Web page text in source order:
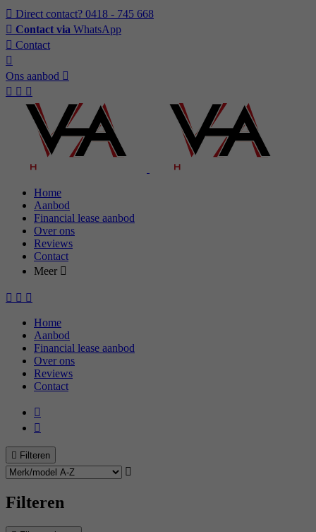
Direct contact? 0418 - 745 668
Contact via WhatsApp
Contact
Ons aanbod
Home
Aanbod
Financial lease aanbod
Over ons
Reviews
Contact
Meer
Home
Aanbod
Financial lease aanbod
Over ons
Reviews
Contact
Filteren
Filteren